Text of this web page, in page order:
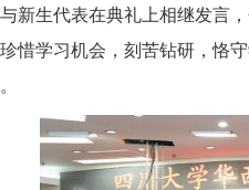
生代表在典礼上相继发言，
惜学习机会，刻苦钻研，恪